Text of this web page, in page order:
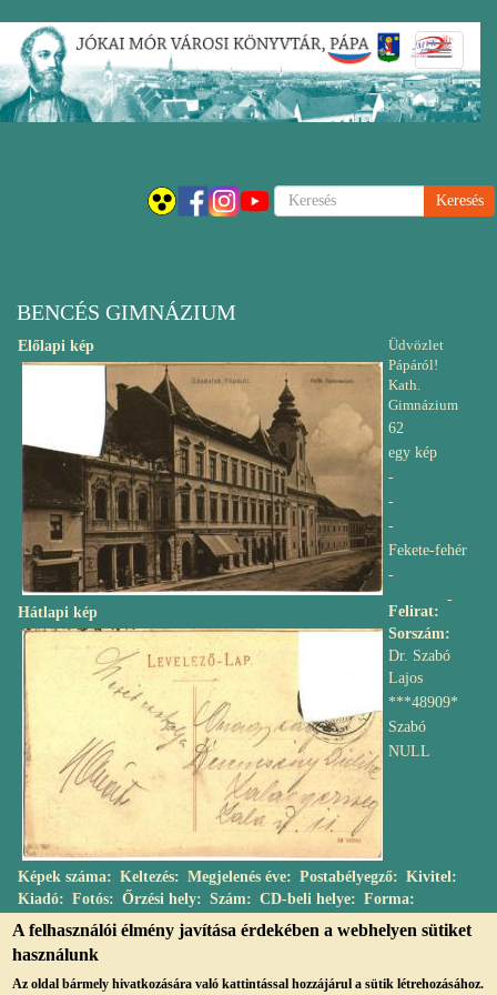
Ugrás
tartalomra
Keresés
BENCÉS GIMNÁZIUM
Előlapi kép
Hátlapi kép Felirat
Üdvözlet
Pápáról!
Kath.
Gimnázium
Sorszám
62
Képek száma
egy kép
Keltezés
-
Megjelenés éve
-
Postabélyegző
-
Kivitel
Fekete-fehér
Kiadó
-
Fotós
-
Őrzési hely
Dr. Szabó
Lajos
Szám
***48909*
CD-beli helye
Szabó
Forma
NULL
A felhasználói élmény javítása érdekében a webhelyen sütiket
használunk
Az oldal bármely hivatkozására való kattintással hozzájárul a sütik létrehozásához.